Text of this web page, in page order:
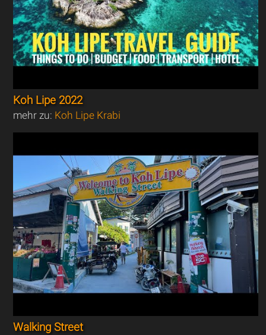
Koh Lipe 2022
mehr zu: Koh Lipe Krabi
Walking Street